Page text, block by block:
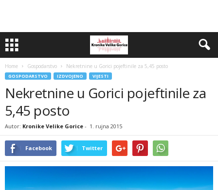
Home Gospodarstvo Nekretnine u Gorici pojeftinile za 5,45 posto
GOSPODARSTVO IZDVOJENO VIJESTI
Nekretnine u Gorici pojeftinile za
5,45 posto
Autor: Kronike Velike Gorice - 1. rujna 2015
Facebook Twitter